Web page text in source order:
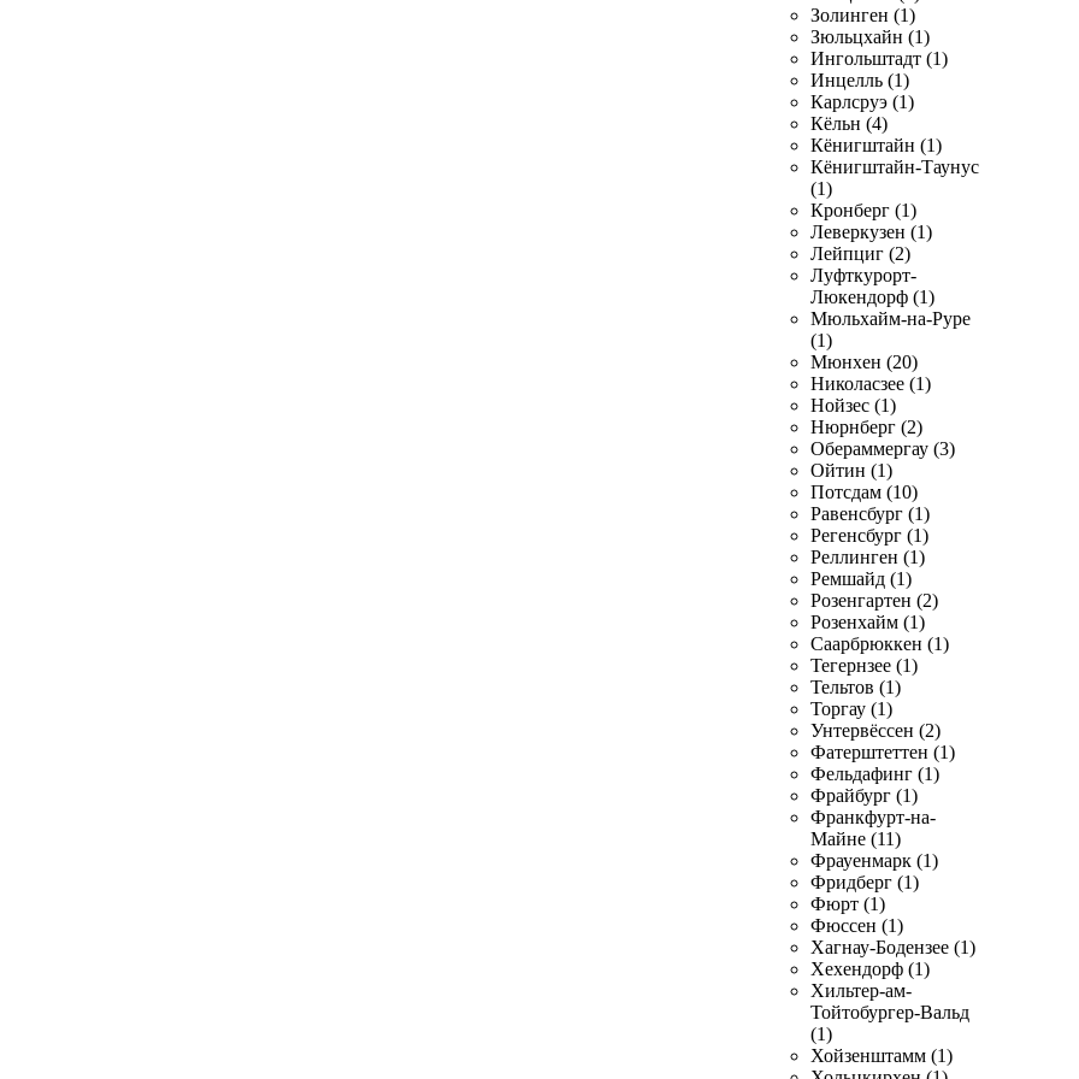
Золинген (1)
Зюльцхайн (1)
Ингольштадт (1)
Инцелль (1)
Карлсруэ (1)
Кёльн (4)
Кёнигштайн (1)
Кёнигштайн-Таунус
(1)
Кронберг (1)
Леверкузен (1)
Лейпциг (2)
Луфткурорт-
Люкендорф (1)
Мюльхайм-на-Руре
(1)
Мюнхен (20)
Николасзее (1)
Нойзес (1)
Нюрнберг (2)
Обераммергау (3)
Ойтин (1)
Потсдам (10)
Равенсбург (1)
Регенсбург (1)
Реллинген (1)
Ремшайд (1)
Розенгартен (2)
Розенхайм (1)
Саарбрюккен (1)
Тегернзее (1)
Тельтов (1)
Торгау (1)
Унтервёссен (2)
Фатерштеттен (1)
Фельдафинг (1)
Фрайбург (1)
Франкфурт-на-
Майне (11)
Фрауенмарк (1)
Фридберг (1)
Фюрт (1)
Фюссен (1)
Хагнау-Бодензее (1)
Хехендорф (1)
Хильтер-ам-
Тойтобургер-Вальд
(1)
Хойзенштамм (1)